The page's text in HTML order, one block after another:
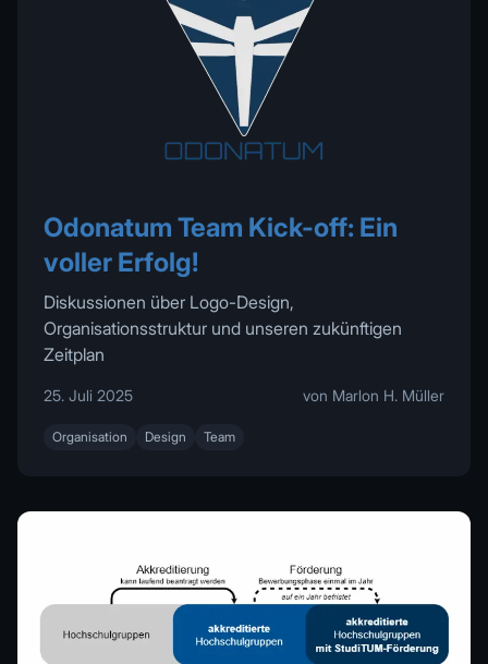
Odonatum Team Kick-off: Ein
voller Erfolg!
Diskussionen über Logo-Design,
Organisationsstruktur und unseren zukünftigen
Zeitplan
25. Juli 2025 von Marlon H. Müller
Organisation Design Team